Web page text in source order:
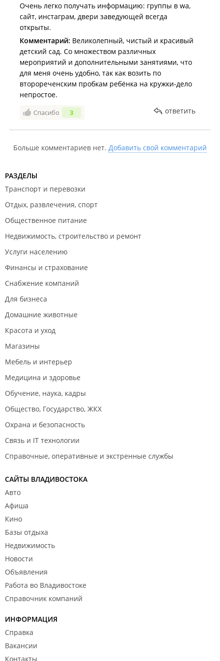
Очень легко получать информацию: группы в wa,
сайт, инстаграм, двери заведующей всегда
открыты.
Комментарий: Великолепный, чистый и красивый
детский сад. Со множеством различных
мероприятий и дополнительными занятиями, что
для меня очень удобно, так как возить по
второреченским пробкам ребёнка на кружки-дело
непростое.
Спасибо 3 ответить
Больше комментариев нет. Добавить свой комментарий
РАЗДЕЛЫ
Транспорт и перевозки
Отдых, развлечения, спорт
Общественное питание
Недвижимость, строительство и ремонт
Услуги населению
Финансы и страхование
Снабжение компаний
Для бизнеса
Домашние животные
Красота и уход
Магазины
Мебель и интерьер
Медицина и здоровье
Обучение, наука, кадры
Общество, Государство, ЖКХ
Охрана и безопасность
Связь и IT технологии
Справочные, оперативные и экстренные службы
САЙТЫ ВЛАДИВОСТОКА
Авто
Афиша
Кино
Базы отдыха
Недвижимость
Новости
Объявления
Работа во Владивостоке
Справочник компаний
ИНФОРМАЦИЯ
Справка
Вакансии
Контакты